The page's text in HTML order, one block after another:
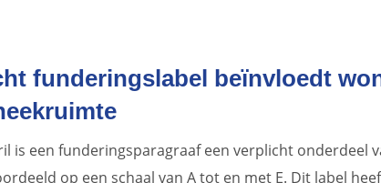
funderingslabel beïnvloedt
is een funderingsparagraaf een verplicht onderdeel
op een schaal van A tot en met E. Dit label